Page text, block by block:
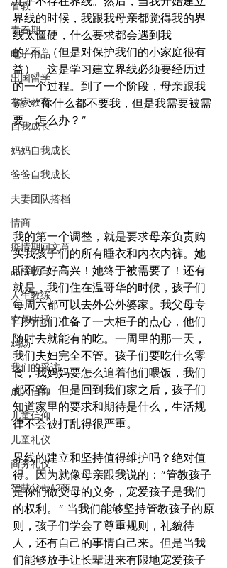
管教
青春期
电子用品
出国留学
在家教育
自我成长
妈妈自我成长
爸爸自我成长
夫妻团队搭档
情商
疫情期间文章
品格教育
人生教练
空巢生活
鸡汤
我们的采访
成人信仰
儿童信仰
儿童礼仪
商务礼仪
智慧父母12商
界线的时候，我跟我母亲都觉得我的界
线太僵硬，什么要求都会遇到我
的“不”（但是对保护我们的小家庭很有
益）。这是学习建立界线必须要经历过
的一个过程。到了一个阶段，母亲跟我
说：“你什么都不要我，但是我需要被需
要，怎么办？”
我的第一个调整，就是要求母亲负责购
买我孩子们的所有睡衣和内衣内裤。她
听到了好高兴！她终于被需要了！还有
就是，我们住在温哥华的时候，孩子们
每周六都可以去外公外婆家。我父母专
门为他们准备了一大柜子的点心，他们
随时去就能有的吃。一周里的那一天，
我们夫妇完全不管。孩子们要吃什么零
食，我妈妈要怎么追着他们喂饭，我们
都不管。但是回到我们家之后，孩子们
知道家里的要求和期待是什么，生活规
律不会被打乱得很严重。
界线的建立和坚持值得维护吗？绝对值
得。因为就像母亲跟我说的：“管教孩子
是你们做父母的义务，宠爱孩子是我们
的权利。“ 当我们能够坚持管教孩子的原
则，孩子们学会了尊重规则，礼貌待
人，还有自己的事情自己来。但是当我
们能够放手让长辈进来有限地宠爱孩子